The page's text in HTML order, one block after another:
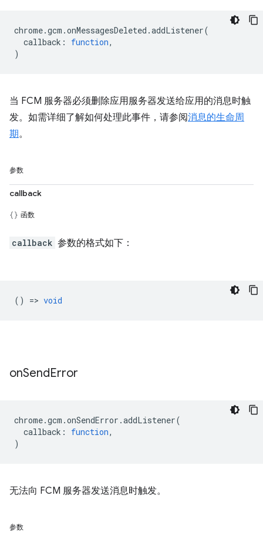
chrome.gcm .onMessagesDeleted .addListener(
callback : function,
)
当 FCM 服务器必须删除应用服务器发送给应用的消息时触
发。如需详细了解如何处理此事件，请参阅消息的生命周
期。
参数
callback
函数
callback 参数的格式如下：
() => void
onSendError
chrome.gcm .onSendError .addListener(
callback : function,
)
无法向 FCM 服务器发送消息时触发。
参数